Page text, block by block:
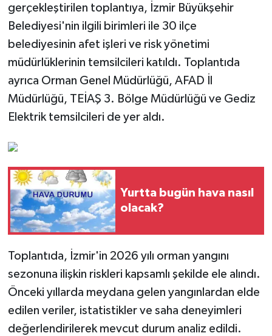
gerçekleştirilen toplantıya, İzmir Büyükşehir
Belediyesi'nin ilgili birimleri ile 30 ilçe
belediyesinin afet işleri ve risk yönetimi
müdürlüklerinin temsilcileri katıldı. Toplantıda
ayrıca Orman Genel Müdürlüğü, AFAD İl
Müdürlüğü, TEİAŞ 3. Bölge Müdürlüğü ve Gediz
Elektrik temsilcileri de yer aldı.
Yurtta bugün hava nasıl
olacak?
Toplantıda, İzmir'in 2026 yılı orman yangını
sezonuna ilişkin riskleri kapsamlı şekilde ele alındı.
Önceki yıllarda meydana gelen yangınlardan elde
edilen veriler, istatistikler ve saha deneyimleri
değerlendirilerek mevcut durum analiz edildi.